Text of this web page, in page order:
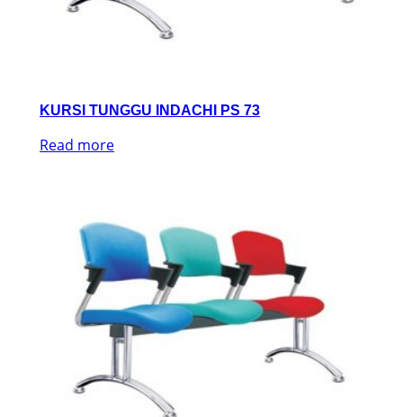
KURSI TUNGGU INDACHI PS 73
Read more